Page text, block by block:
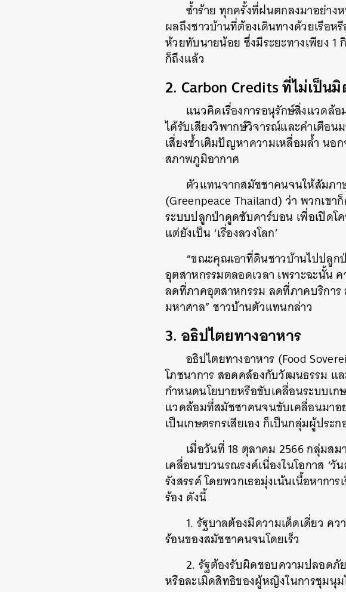
ซ้ำร้าย ทุกครั้งที่ฝนตกลงมาอย่า
ผลถึงชาวบ้านที่ต้องเดินทางด้วยเรือ
ห้วยทับนายน้อย ซึ่งมีระยะทางเพียง 1
ก็ถึงแล้ว
2. Carbon Credits ที่ไม่เป็น
แนวคิดเรื่องการอนุรักษ์สิ่งแวดล้
ได้รับเสียงวิพากษ์วิจารณ์และคำเตือ
เสี่ยงซ้ำเติมปัญหาความเหลื่อมล้ำ นอ
สภาพภูมิอากาศ
ตัวแทนจากสมัชชาคนจนให้สัมภา
(Greenpeace Thailand) ว่า พวกเข
ระบบปลูกป่าดูดซับคาร์บอน เพื่อเปิดโ
แต่ยังเป็น ‘เรื่องลวงโลก’
“ขณะคุณเอาที่ดินชาวบ้านไปปลู
อุตสาหกรรมตลอดเวลา เพราะฉะนั้
ลดที่ภาคอุตสาหกรรม ลดที่ภาคบริกา
มหาศาล” ชาวบ้านตัวแทนกล่าว
3. อธิปไตยทางอาหาร
อธิปไตยทางอาหาร (Food
โภชนาการ สอดคล้องกับวัฒนธรรม แ
กำหนดนโยบายหรือขับเคลื่อนระบบเก
แวดล้อมที่สมัชชาคนจนขับเคลื่อนมาอ
เป็นเกษตรกรเสียเอง ก็เป็นกลุ่มผู้ปร
เมื่อวันที่ 18 ตุลาคม 2566 กลุ่มส
เคลื่อนขบวนรณรงค์เนื่องในโอกาส ‘
รังสรรค์ โดยพวกเธอมุ่งเน้นเนื้อหากา
ร้อง ดังนี้
1. รัฐบาลต้องมีความเด็ดเดี่ยว ค
ร้อนของสมัชชาคนจนโดยเร็ว
2. รัฐต้องรับผิดชอบความปลอดภั
หรือละเมิดสิทธิของผู้หญิงในการชุมนุม